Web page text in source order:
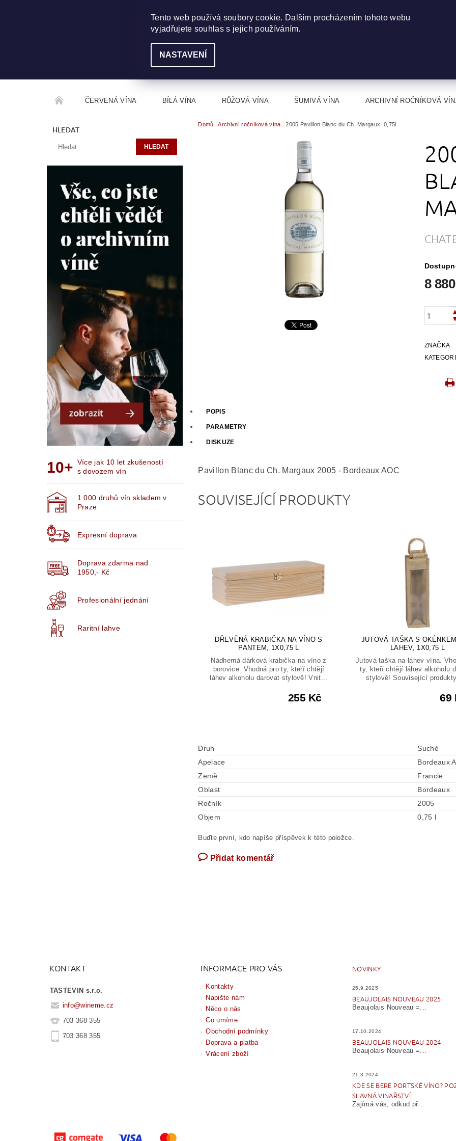
ČERVENÁ VÍNA BÍLÁ VÍNA RŮŽOVÁ VÍNA ŠUMIVÁ VÍNA ARCHIVNÍ ROČNÍKOVÁ
ROČNÍKOVÝ ALKOHOL ROZCESTNÍK VÍN
HLEDAT
Více jak 10 let zkušeností
s dovozem vín
1 000 druhů vín skladem v
Praze
Expresní doprava
Doprava zdarma nad
1950,- Kč
Profesionální jednání
Raritní lahve
Domů Archivní ročníková vína 2005 Pavillon Blanc du Ch. Margaux, 0,75l
8
ZNAČKA
POPIS
PARAMETRY
DISKUZE
Pavillon Blanc du Ch. Margaux 2005 - Bordeaux AOC
SOUVISEJÍCÍ PRODUKTY
DŘEVĚNÁ KRABIČKA NA VÍNO S
PANTEM, 1X0,75 L
Nádherná dárková krabička na víno z
borovice. Vhodná pro ty, kteří chtějí
láhev alkoholu darovat stylově! Vnit...
255 Kč
JUTOVÁ TAŠKA S
LAHEV, 1X0,75 L
Jutová taška na láhev vína.
ty, kteří chtějí láhev alkoholu
stylově! Související produkty
69
Druh
Suché
Apelace
Bordeaux
Země
Francie
Oblast
Bordeaux
Ročník
2005
Objem
0,75 l
Buďte první, kdo napíše příspěvek k této položce.
Přidat komentář
KONTAKT
TASTEVIN s.r.o.
info@wineme.cz
703 368 355
703 368 355
INFORMACE PRO VÁS
Kontakty
Napište nám
Něco o nás
Co umíme
Obchodní podmínky
Doprava a platba
Vrácení zboží
NOVINKY
25.9.2025
BEAUJOLAIS NOUVEAU 2025
Beaujolais Nouveau =...
17.10.2024
BEAUJOLAIS NOUVEAU 2024
Beaujolais Nouveau =...
21.3.2024
KDE SE BERE PORTSKÉ VÍNO?
SLAVNÁ VINAŘSTVÍ
Zajímá vás, odkud př...
Tento web používá soubory cookie. Dalším procházením tohoto webu
vyjadřujete souhlas s jejich používáním.
NASTAVENÍ